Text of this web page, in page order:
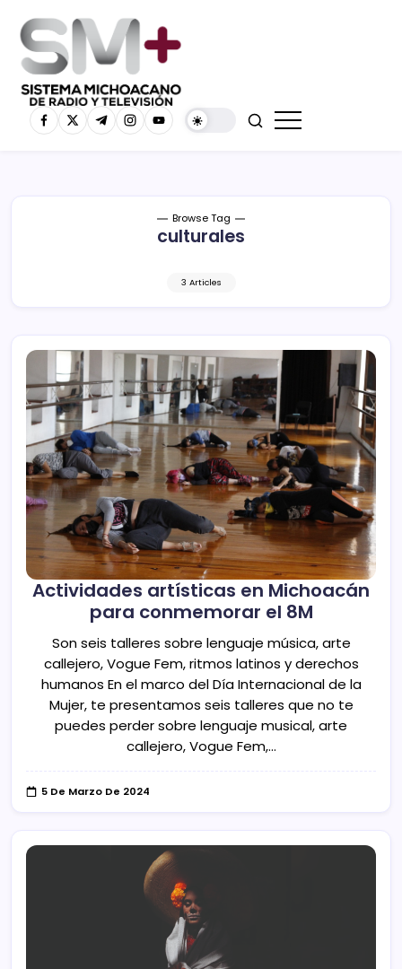
Browse Tag
culturales
3 Articles
Actividades artísticas en Michoacán
para conmemorar el 8M
Son seis talleres sobre lenguaje música, arte
callejero, Vogue Fem, ritmos latinos y derechos
humanos En el marco del Día Internacional de la
Mujer, te presentamos seis talleres que no te
puedes perder sobre lenguaje musical, arte
callejero, Vogue Fem,…
5 De Marzo De 2024